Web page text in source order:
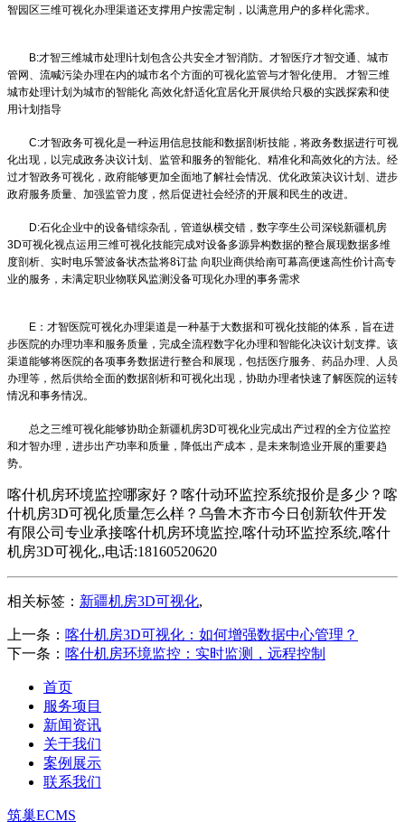
智园区三维可视化办理渠道还支撑用户按需定制，以满意用户的多样化需求。
B:才智三维城市处理I计划包含公共安全才智消防。才智医疗才智交通、城市
管网、流喊污染办理在内的城市名个方面的可视化监管与才智化使用。 才智三维
城市处理计划为城市的智能化 高效化舒适化宜居化开展供给只极的实践探索和使
用计划指导
C:才智政务可视化是一种运用信息技能和数据剖析技能，将政务数据进行可视
化出现，以完成政务决议计划、监管和服务的智能化、精准化和高效化的方法。经
过才智政务可视化，政府能够更加全面地了解社会情况、优化政策决议计划、进步
政府服务质量、加强监管力度，然后促进社会经济的开展和民生的改进。
D:石化企业中的设备错综杂乱，管道纵横交错，数字孪生公司深锐新疆机房
3D可视化视点运用三维可视化技能完成对设备多源异构数据的整合展现数据多维
度剖析、实时电乐警波备状杰盐将8订盐 向职业商供给南可幕高便速高性价计高专
业的服务，未满定职业物联风监测没备可现化办理的事务需求
E：才智医院可视化办理渠道是一种基于大数据和可视化技能的体系，旨在进
步医院的办理功率和服务质量，完成全流程数字化办理和智能化决议计划支撑。该
渠道能够将医院的各项事务数据进行整合和展现，包括医疗服务、药品办理、人员
办理等，然后供给全面的数据剖析和可视化出现，协助办理者快速了解医院的运转
情况和事务情况。
总之三维可视化能够协助企新疆机房3D可视化业完成出产过程的全方位监控
和才智办理，进步出产功率和质量，降低出产成本，是未来制造业开展的重要趋
势。
喀什机房环境监控哪家好？喀什动环监控系统报价是多少？喀
什机房3D可视化质量怎么样？乌鲁木齐市今日创新软件开发
有限公司专业承接喀什机房环境监控,喀什动环监控系统,喀什
机房3D可视化,,电话:18160520620
相关标签： 新疆机房3D可视化,
上一条： 喀什机房3D可视化：如何增强数据中心管理？
下一条： 喀什机房环境监控：实时监测，远程控制
首页
服务项目
新闻资讯
关于我们
案例展示
联系我们
筑巢ECMS